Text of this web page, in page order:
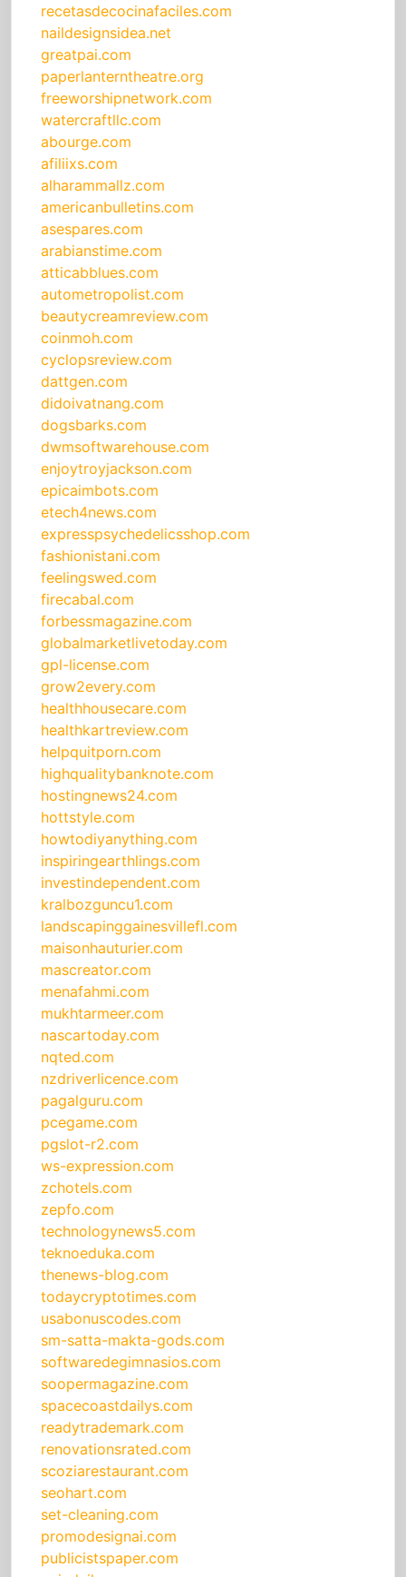
recetasdecocinafaciles.com
naildesignsidea.net
greatpai.com
paperlanterntheatre.org
freeworshipnetwork.com
watercraftllc.com
abourge.com
afiliixs.com
alharammallz.com
americanbulletins.com
asespares.com
arabianstime.com
atticabblues.com
autometropolist.com
beautycreamreview.com
coinmoh.com
cyclopsreview.com
dattgen.com
didoivatnang.com
dogsbarks.com
dwmsoftwarehouse.com
enjoytroyjackson.com
epicaimbots.com
etech4news.com
expresspsychedelicsshop.com
fashionistani.com
feelingswed.com
firecabal.com
forbessmagazine.com
globalmarketlivetoday.com
gpl-license.com
grow2every.com
healthhousecare.com
healthkartreview.com
helpquitporn.com
highqualitybanknote.com
hostingnews24.com
hottstyle.com
howtodiyanything.com
inspiringearthlings.com
investindependent.com
kralbozguncu1.com
landscapinggainesvillefl.com
maisonhauturier.com
mascreator.com
menafahmi.com
mukhtarmeer.com
nascartoday.com
nqted.com
nzdriverlicence.com
pagalguru.com
pcegame.com
pgslot-r2.com
ws-expression.com
zchotels.com
zepfo.com
technologynews5.com
teknoeduka.com
thenews-blog.com
todaycryptotimes.com
usabonuscodes.com
sm-satta-makta-gods.com
softwaredegimnasios.com
soopermagazine.com
spacecoastdailys.com
readytrademark.com
renovationsrated.com
scoziarestaurant.com
seohart.com
set-cleaning.com
promodesignai.com
publicistspaper.com